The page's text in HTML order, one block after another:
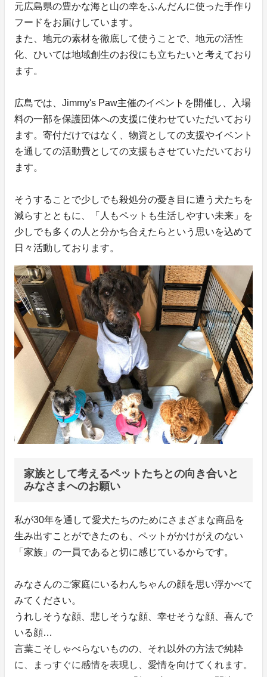
元広島県の豊かな海と山の幸をふんだんに使った手作り
フードをお届けしています。
また、地元の素材を徹底して使うことで、地元の活性
化、ひいては地域創生のお役にも立ちたいと考えており
ます。
広島では、Jimmy's Paw主催のイベントを開催し、入場
料の一部を保護団体への支援に使わせていただいており
ます。寄付だけではなく、物資としての支援やイベント
を通しての活動費としての支援もさせていただいており
ます。
そうすることで少しでも殺処分の憂き目に遭う犬たちを
減らすとともに、「人もペットも生活しやすい未来」を
少しでも多くの人と分かち合えたらという思いを込めて
日々活動しております。
家族として考えるペットたちとの向き合いと
みなさまへのお願い
私が30年を通して愛犬たちのためにさまざまな商品を
生み出すことができたのも、ペットがかけがえのない
「家族」の一員であると切に感じているからです。
みなさんのご家庭にいるわんちゃんの顔を思い浮かべて
みてください。
うれしそうな顔、悲しそうな顔、幸せそうな顔、喜んで
いる顔…
言葉こそしゃべらないものの、それ以外の方法で純粋
に、まっすぐに感情を表現し、愛情を向けてくれます。